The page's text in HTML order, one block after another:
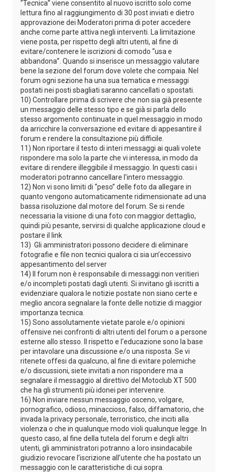
“Tecnica” viene consentito al nuovo iscritto solo come
lettura fino al raggiungimento di 30 post inviati e dietro
approvazione dei Moderatori prima di poter accedere
anche come parte attiva negli interventi. La limitazione
viene posta, per rispetto degli altri utenti, al fine di
evitare/contenere le iscrizioni di comodo “usa e
abbandona”. Quando si inserisce un messaggio valutare
bene la sezione del forum dove volete che compaia. Nel
forum ogni sezione ha una sua tematica e messaggi
postati nei posti sbagliati saranno cancellati o spostati.
10) Controllare prima di scrivere che non sia già presente
un messaggio delle stesso tipo e se già si parla dello
stesso argomento continuate in quel messaggio in modo
da arricchire la conversazione ed evitare di appesantire il
forum e rendere la consultazione più difficile.
11) Non riportare il testo di interi messaggi ai quali volete
rispondere ma solo la parte che vi interessa, in modo da
evitare di rendere illeggibile il messaggio. In questi casi i
moderatori potranno cancellare l'intero messaggio.
12) Non vi sono limiti di “peso” delle foto da allegare in
quanto vengono automaticamente ridimensionate ad una
bassa risoluzione dal motore del forum. Se si rende
necessaria la visione di una foto con maggior dettaglio,
quindi più pesante, servirsi di qualche applicazione cloud e
postare il link
13) Gli amministratori possono decidere di eliminare
fotografie e file non tecnici qualora ci sia un’eccessivo
appesantimento del server
14) Il forum non è responsabile di messaggi non veritieri
e/o incompleti postati dagli utenti. Si invitano gli iscritti a
evidenziare qualora le notizie postate non siano certe e
meglio ancora segnalare la fonte delle notizie di maggior
importanza tecnica.
15) Sono assolutamente vietate parole e/o opinioni
offensive nei confronti di altri utenti del forum o a persone
esterne allo stesso. Il rispetto e l'educazione sono la base
per intavolare una discussione e/o una risposta. Se vi
ritenete offesi da qualcuno, al fine di evitare polemiche
e/o discussioni, siete invitati a non rispondere ma a
segnalare il messaggio al direttivo del Motoclub XT 500
che ha gli strumenti più idonei per intervenire.
16) Non inviare nessun messaggio osceno, volgare,
pornografico, odioso, minaccioso, falso, diffamatorio, che
invada la privacy personale, terroristico, che inciti alla
violenza o che in qualunque modo violi qualunque legge. In
questo caso, al fine della tutela del forum e degli altri
utenti, gli amministratori potranno a loro insindacabile
giudizio revocare l’iscrizione all’utente che ha postato un
messaggio con le caratteristiche di cui sopra.